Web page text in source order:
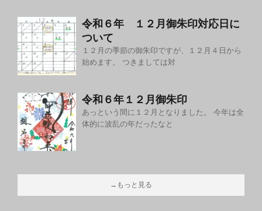
令和６年 １２月御朱印対応日に
ついて
１２月の季節の御朱印ですが、１２月４日から
始めます。 つきましては対
令和６年１２月御朱印
あっという間に１２月となりました。 今年は全
体的に波乱の年だったなと
→もっと見る